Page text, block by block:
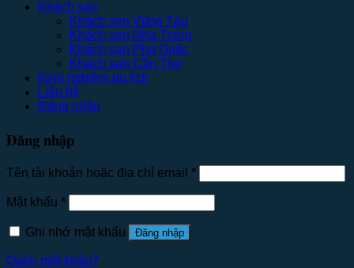
Khách sạn
Khách sạn Vũng Tàu
Khách sạn Nha Trang
Khách sạn Phú Quốc
Khách sạn Cần Thơ
Kinh nghiệm du lịch
Liên hệ
Đăng nhập
Đăng nhập
Tên tài khoản hoặc địa chỉ email *
Mật khẩu *
Ghi nhớ mật khẩu Đăng nhập
Quên mật khẩu?